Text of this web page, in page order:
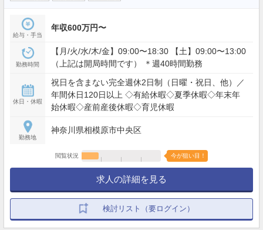
給与・手当
年収600万円〜
勤務時間
【月/火/水/木/金】09:00〜18:30 【土】09:00〜13:00
（上記は開局時間です） ＊週40時間勤務
休日・休暇
祝日を含まない完全週休2日制（日曜・祝日、他）／
年間休日120日以上 ◇有給休暇◇夏季休暇◇年末年
始休暇◇産前産後休暇◇育児休暇
勤務地
神奈川県相模原市中央区
閲覧状況 今が狙い目！
求人の詳細を見る
検討リスト（要ログイン）